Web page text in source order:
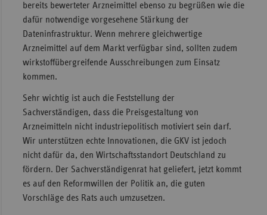
bereits bewerteter Arzneimittel ebenso zu begrüßen wie die
dafür notwendige vorgesehene Stärkung der
Dateninfrastruktur. Wenn mehrere gleichwertige
Arzneimittel auf dem Markt verfügbar sind, sollten zudem
wirkstoffübergreifende Ausschreibungen zum Einsatz
kommen.
Sehr wichtig ist auch die Feststellung der
Sachverständigen, dass die Preisgestaltung von
Arzneimitteln nicht industriepolitisch motiviert sein darf.
Wir unterstützen echte Innovationen, die GKV ist jedoch
nicht dafür da, den Wirtschaftsstandort Deutschland zu
fördern. Der Sachverständigenrat hat geliefert, jetzt kommt
es auf den Reformwillen der Politik an, die guten
Vorschläge des Rats auch umzusetzen.